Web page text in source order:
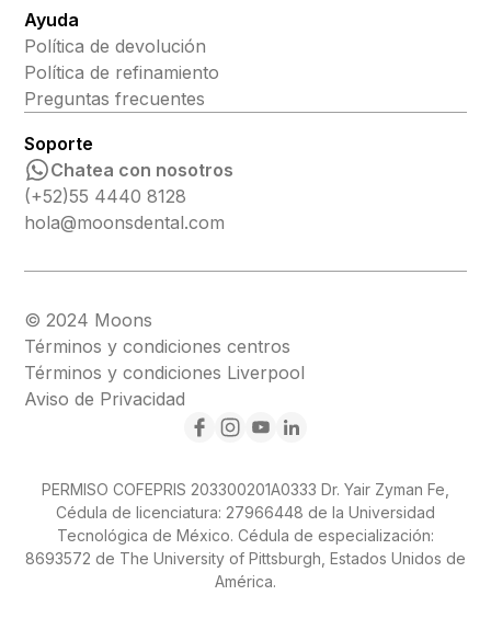
Ayuda
Política de devolución
Política de refinamiento
Preguntas frecuentes
Soporte
Chatea con nosotros
(+52)55 4440 8128
hola@moonsdental.com
© 2024 Moons
Términos y condiciones centros
Términos y condiciones Liverpool
Aviso de Privacidad
PERMISO COFEPRIS 203300201A0333 Dr. Yair Zyman Fe,
Cédula de licenciatura: 27966448 de la Universidad
Tecnológica de México. Cédula de especialización:
8693572 de The University of Pittsburgh, Estados Unidos de
América.